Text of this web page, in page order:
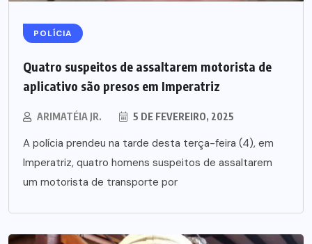
POLÍCIA
Quatro suspeitos de assaltarem motorista de
aplicativo são presos em Imperatriz
ARIMATÉIA JR. 5 DE FEVEREIRO, 2025
A polícia prendeu na tarde desta terça-feira (4), em
Imperatriz, quatro homens suspeitos de assaltarem
um motorista de transporte por